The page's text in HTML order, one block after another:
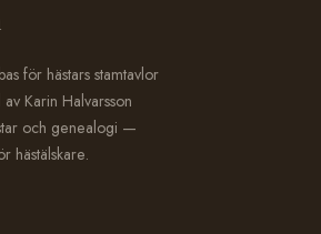
för hästars stamtavlor
Karin Halvarsson
och genealogi —
hästälskare.